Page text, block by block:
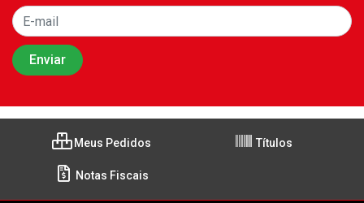
Meus Pedidos Títulos
Notas Fiscais